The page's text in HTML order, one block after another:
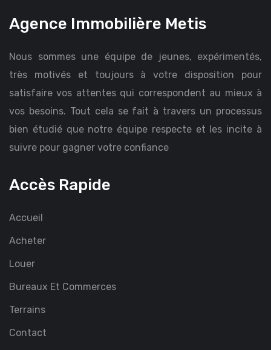
Agence Immobilière Metis
Nous sommes une équipe de jeunes, expérimentés,
très motivés et toujours à votre disposition pour
satisfaire vos attentes qui correspondent au mieux à
vos besoins. Tout cela se fait à travers un processus
bien étudié que notre équipe respecte et les incite à
suivre pour gagner votre confiance
Accès Rapide
Accueil
Acheter
Louer
Bureaux Et Commerces
Terrains
Contact